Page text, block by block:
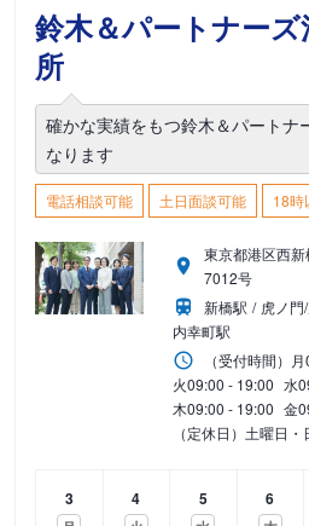
鈴木＆パートナーズ
所
確かな実績をもつ鈴木＆パートナ
なります
電話相談可能 土日面談可能 18時
東京都港区西
7012号
新橋駅
虎ノ門
内幸町駅
（受付時間） 月
火09:00 - 19:00 水
木09:00 - 19:00 金
（定休日）土曜日
3
4
5
6